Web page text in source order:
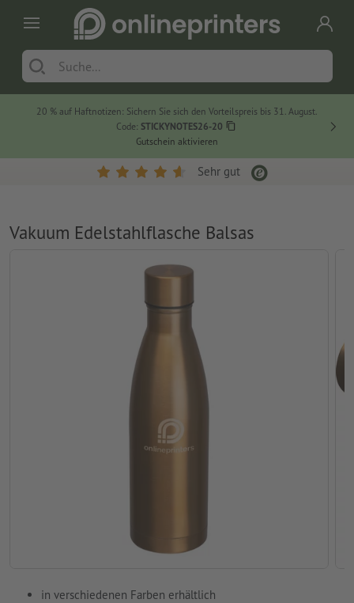
20 % auf Haftnotizen: Sichern Sie sich den Vorteilspreis bis 31. August.
Code: STICKYNOTES26-20
Gutschein aktivieren
Sehr gut
Vakuum Edelstahlflasche Balsas
in verschiedenen Farben erhältlich